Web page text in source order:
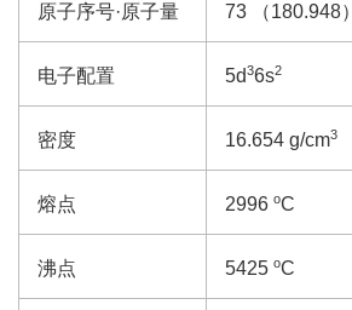
原子序号·原子量 73 （180.948）
电子配置 5d36s2
密度 16.654 g/cm3
熔点 2996 oC
沸点 5425 oC